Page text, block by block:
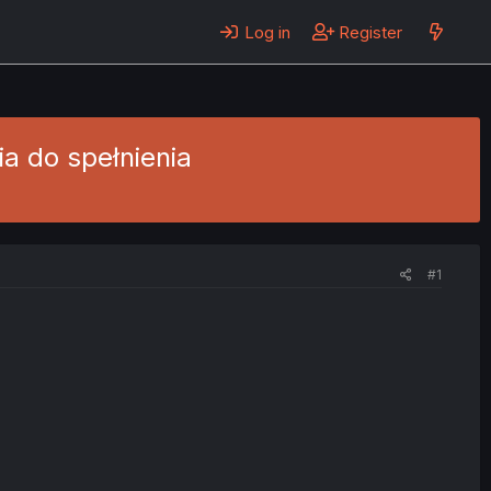
Log in Register
do spełnienia
#1